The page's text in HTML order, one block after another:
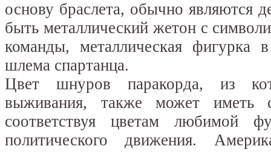
основу браслета, обычно являются
быть металлический жетон с
команды, металлическая
шлема спартанца.
Цвет шнуров паракорда, из
выживания, также может иметь
соответствуя цветам любимой
политического движения.